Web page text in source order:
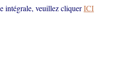
intégrale, veuillez cliquerICI